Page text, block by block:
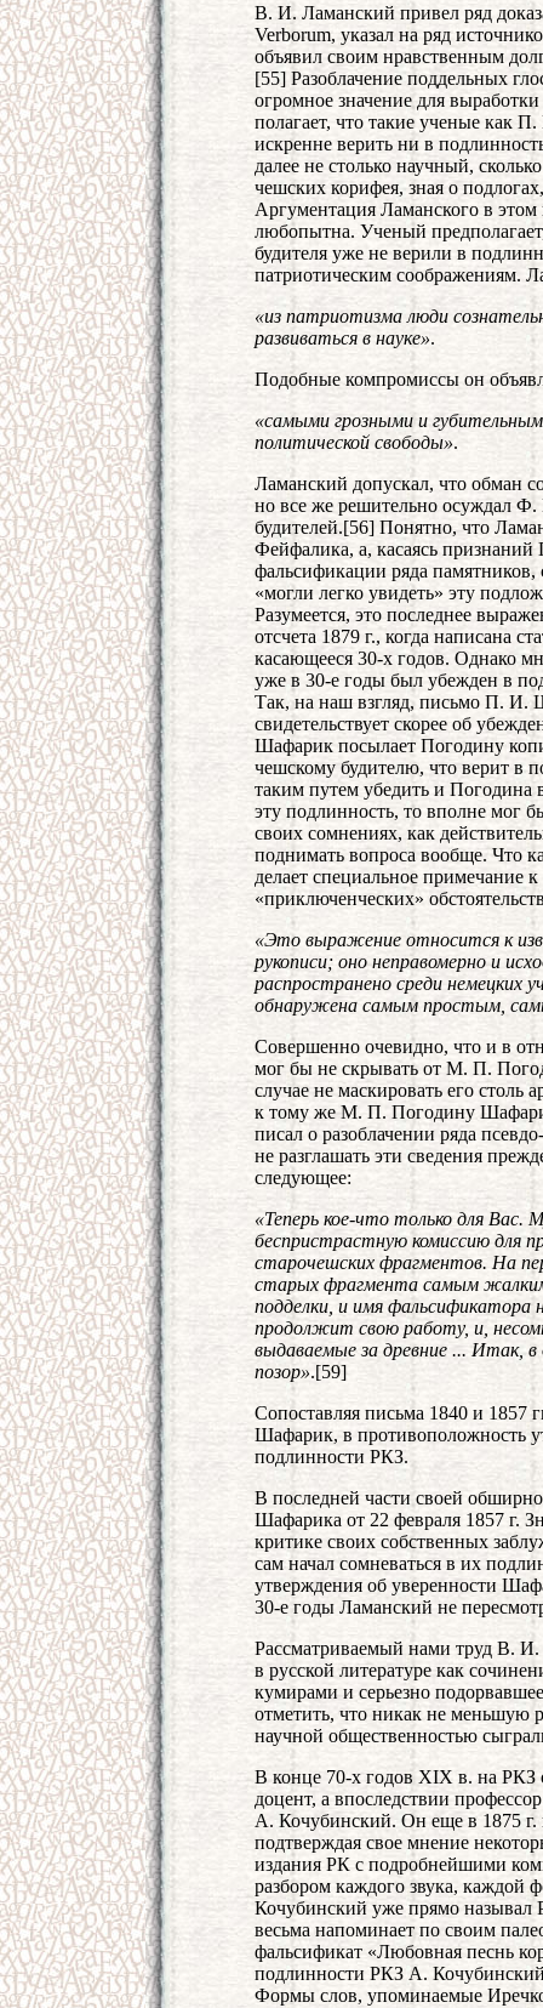
В. И. Ламанский привел ряд
Verborum, указал на ряд
объявил своим нравственным
[55] Разоблачение поддельных
огромное значение для
полагает, что такие ученые
искренне верить ни в
далее не столько научный,
чешских корифея, зная о
Аргументация Ламанского в этом
любопытна. Ученый
будителя уже не верили в
патриотическим соображениям.
«из патриотизма люди
развиваться в науке».
Подобные компромиссы он
«самыми грозными и
политической свободы».
Ламанский допускал, что обман
но все же решительно осуждал
будителей.[56] Понятно, что
Фейфалика, а, касаясь
фальсификации ряда
«могли легко увидеть» эту
Разумеется, это последнее
отсчета 1879 г., когда написана
касающееся 30-х годов. Однако
уже в 30-е годы был убежден в
Так, на наш взгляд, письмо П. И.
свидетельствует скорее об
Шафарик посылает Погодину
чешскому будителю, что верит в
таким путем убедить и Погодина
эту подлинность, то вполне мог
своих сомнениях, как
поднимать вопроса вообще. Что
делает специальное
«приключенческих»
«Это выражение относится к
рукописи; оно неправомерно и
распространено среди немецких
обнаружена самым простым,
Совершенно очевидно, что и в
мог бы не скрывать от М. П.
случае не маскировать его столь
к тому же М. П. Погодину
писал о разоблачении ряда
не разглашать эти сведения
следующее:
«Теперь кое-что только для Вас.
беспристрастную комиссию для
старочешских фрагментов. На
старых фрагмента самым
подделки, и имя фальсификатора
продолжит свою работу, и,
выдаваемые за древние ... Итак,
позор».[59]
Сопоставляя письма 1840 и 1857
Шафарик, в противоположность
подлинности РКЗ.
В последней части своей
Шафарика от 22 февраля 1857 г.
критике своих собственных
сам начал сомневаться в их
утверждения об уверенности
30-е годы Ламанский не
Рассматриваемый нами труд В.
в русской литературе как
кумирами и серьезно
отметить, что никак не меньшую
научной общественностью
В конце 70-х годов XIX в. на РКЗ
доцент, а впоследствии
А. Кочубинский. Он еще в 1875
подтверждая свое мнение
издания РК с подробнейшими
разбором каждого звука, каждой
Кочубинский уже прямо называл
весьма напоминает по своим
фальсификат «Любовная песнь
подлинности РКЗ А.
Формы слов, упоминаемые